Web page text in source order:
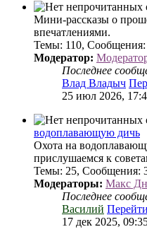
Мини-рассказы о
впечатлениями.
Темы: 110, Сообщения:
Модератор:
Последнее
Влад Владыч
25 июл 2026,
водоплавающую дичь
Охота на
прислушаемся к
Темы: 25, Сообщения:
Модераторы: Макс Дн
Последнее
Василий
17 дек 2025,